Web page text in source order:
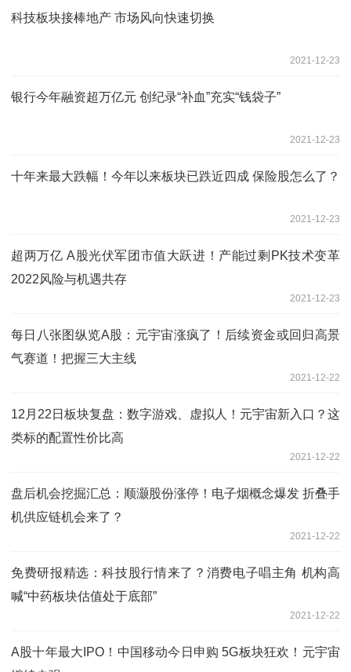
科技板块接棒地产 市场风向快速切换
2021-12-23
银行今年融资超万亿元 创纪录“补血”充实“钱袋子”
2021-12-23
十年来最大跌幅！今年以来板块已跌近四成 保险股怎么了？
2021-12-23
超两万亿 A股光伏军团市值大跃进！产能过剩PK技术变革
2022风险与机遇共存
2021-12-23
每日八张图纵览A股：元宇宙涨疯了！后续资金或回归高景
气赛道！把握三大主线
2021-12-22
12月22日板块复盘：数字游戏、虚拟人！元宇宙新入口？这
类标的配置性价比高
2021-12-22
盘后机会挖掘汇总：顺灏股份涨停！电子烟概念爆发 折叠手
机供应链机会来了？
2021-12-22
免费研报精选：科技股行情来了？消费电子唱主角 机构高
喊“中药板块估值处于底部”
2021-12-22
A股十年最大IPO！中国移动今日申购 5G板块狂欢！元宇宙